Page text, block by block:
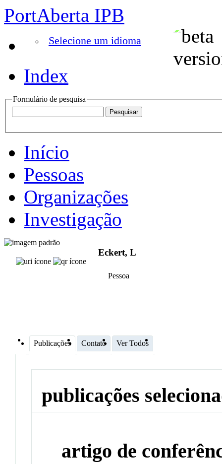
PortAberta IPB
Selecione um idioma
Index
Formulário de pesquisa
Início
Pessoas
Organizações
Investigação
Eckert, L
Pessoa
Publicações Contato Ver Todos
publicações
artigo de